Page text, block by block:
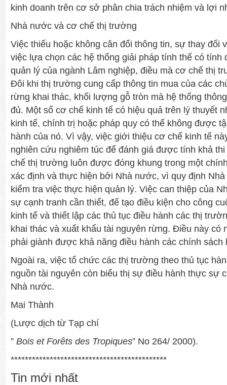
kinh doanh trên cơ sở phân chia trách nhiệm và lợi
Nhà nước và cơ chế thị trường
Việc thiếu hoặc không cân đối thông tin, sự thay đổi
việc lựa chọn các hệ thống giải pháp tính thế có tính
quản lý của ngành Lâm nghiệp, điều mà cơ chế thị
Đôi khi thị trường cung cấp thông tin mua của các
rừng khai thác, khối lượng gỗ tròn mà hệ thống
đủ. Một số cơ chế kinh tế có hiệu quả trên lý thuyết
kinh tế, chính trị hoặc pháp quy có thể không được
hành của nó. Vì vậy, việc giới thiệu cơ chế kinh tế
nghiên cứu nghiêm túc để đánh giá được tính khả
chế thị trường luôn được đóng khung trong một
xác định và thực hiện bởi Nhà nước, vì quy định
kiểm tra việc thực hiện quản lý. Việc can thiệp của
sự cạnh tranh cần thiết, để tạo điều kiện cho công
kinh tế và thiết lập các thủ tục điều hành các thị
khai thác và xuất khẩu tài nguyên rừng. Điều này có
phải giành được khả năng điều hành các chính sách
Ngoài ra, việc tổ chức các thị trường theo thủ tục
nguồn tài nguyên còn biểu thị sự điều hành thực sự
Nhà nước.
Mai Thành
(Lược dịch từ Tạp chí
” Bois et Forêts des Tropiques” No 264/ 2000).
********************************************
Tin mới nhất